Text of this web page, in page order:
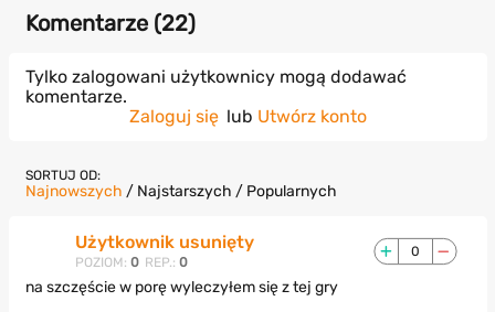
Komentarze (22)
Tylko zalogowani użytkownicy mogą dodawać
komentarze.
Zaloguj się lub Utwórz konto
SORTUJ OD:
Najnowszych / Najstarszych / Popularnych
Użytkownik usunięty
POZIOM: 0 REP.: 0
0
na szczęście w porę wyleczyłem się z tej gry